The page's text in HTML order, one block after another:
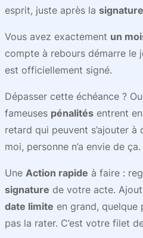
esprit, juste après la
Vous avez exactement un
compte à rebours démarre le
est officiellement signé.
Dépasser cette échéance ?
fameuses pénalités entrent
retard qui peuvent s’ajouter
moi, personne n’a envie de
Une Action rapide à faire :
signature de votre acte.
date limite en grand, quelque
pas la rater. C’est votre filet